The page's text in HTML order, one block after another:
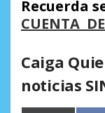
Recuerda
CUENTA
Caiga
noticias